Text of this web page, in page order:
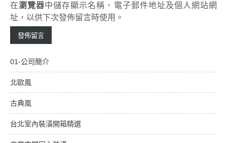
在瀏覽器中儲存顯示名稱、電子郵件地址及個人網站網
址，以供下次發佈留言時使用。
01-公司簡介
北歐風
古典風
台北室內裝潢開箱精選